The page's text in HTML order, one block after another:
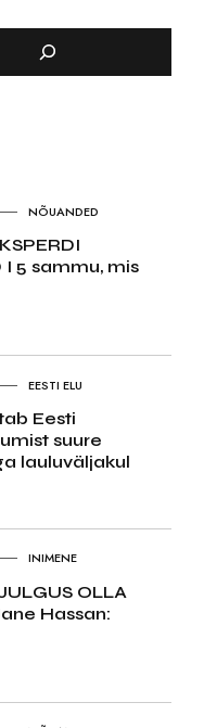
NÕUANDED
I 5 sammu, mis
EESTI ELU
Eesti
suure
lauluväljakul
INIMENE
OLLA
Hassan: